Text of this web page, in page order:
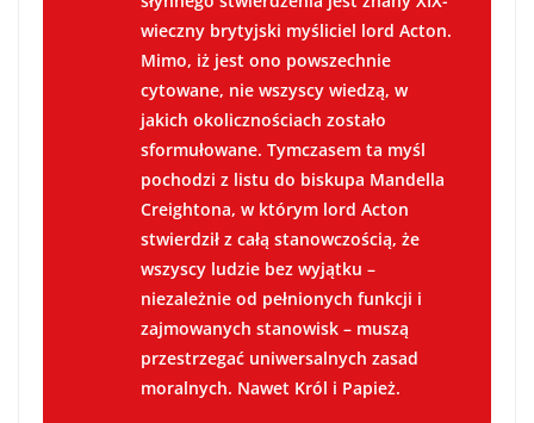
wieczny brytyjski myśliciel lord Acton.
Mimo, iż jest ono powszechnie
cytowane, nie wszyscy wiedzą, w
jakich okolicznościach zostało
sformułowane. Tymczasem ta myśl
pochodzi z listu do biskupa Mandella
Creightona, w którym lord Acton
stwierdził z całą stanowczością, że
wszyscy ludzie bez wyjątku –
niezależnie od pełnionych funkcji i
zajmowanych stanowisk – muszą
przestrzegać uniwersalnych zasad
moralnych. Nawet Król i Papież.